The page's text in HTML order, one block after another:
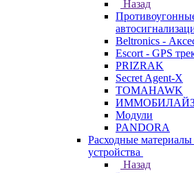
Назад
Beltronics -
Escort - GPS
PRIZRAK
Secret Agent-X
TOMAHAWK
Модули
PANDORA
Расходные
устройства
Назад